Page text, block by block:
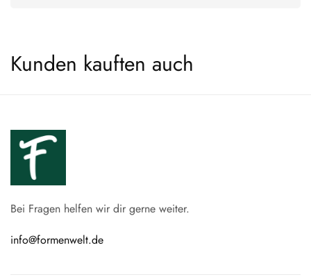
Kunden kauften auch
Bei Fragen helfen wir dir gerne weiter.
info@formenwelt.de